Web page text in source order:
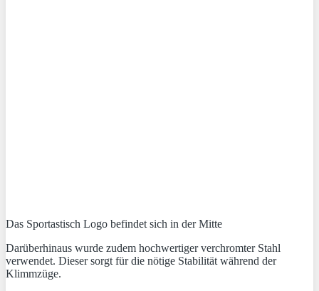
Das Sportastisch Logo befindet sich in der Mitte
Darüberhinaus wurde zudem hochwertiger verchromter Stahl
verwendet. Dieser sorgt für die nötige Stabilität während der
Klimmzüge.